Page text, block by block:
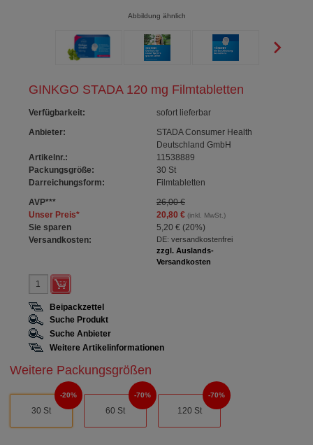
GINKGO STADA 120 mg Filmtabletten
Verfügbarkeit:
sofort lieferbar
Anbieter:
STADA Consumer Health
Deutschland GmbH
Artikelnr.:
11538889
Packungsgröße:
30 St
Darreichungsform:
Filmtabletten
AVP***
26,00 €
Unser Preis* 20,80 €(inkl. MwSt.)
Sie sparen 5,20 € (20%)
Versandkosten:
DE: versandkostenfrei
zzgl. Auslands-
Versandkosten
Abbildung ähnlich
Beipackzettel
Suche Produkt
Suche Anbieter
Weitere Artikelinformationen
Weitere Packungsgrößen
30 St
20%
60 St
70%
120 St
70%